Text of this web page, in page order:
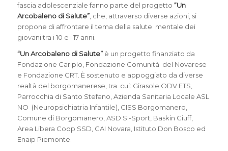
fascia adolescenziale fanno parte del progetto “Un
Arcobaleno di Salute”, che, attraverso diverse azioni, si
propone di affrontare il tema della salute mentale dei
giovani tra i 10 e i 17 anni.
“Un Arcobaleno di Salute” è un progetto finanziato da
Fondazione Cariplo, Fondazione Comunità del Novarese
e Fondazione CRT. È sostenuto e appoggiato da diverse
realtà del borgomanerese, tra cui: Girasole ODV ETS,
Parrocchia di Santo Stefano, Azienda Sanitaria Locale ASL
NO (Neuropsichiatria Infantile), CISS Borgomanero,
Comune di Borgomanero, ASD SI-Sport, Baskin Ciuff,
Area Libera Coop SSD, CAI Novara, Istituto Don Bosco ed
Enaip Piemonte.